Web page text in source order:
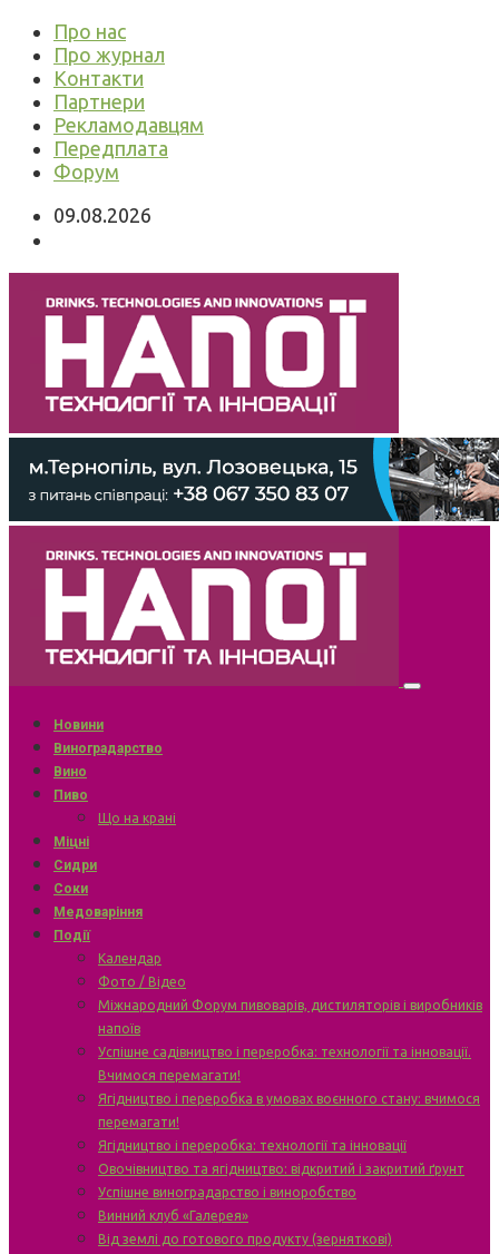
Про нас
Про журнал
Контакти
Партнери
Рекламодавцям
Передплата
Форум
09.08.2026
Новини
Виноградарство
Вино
Пиво
Що на крані
Міцні
Сидри
Соки
Медоваріння
Події
Календар
Фото / Відео
Міжнародний Форум пивоварів, дистиляторів і виробників
напоїв
Успішне садівництво і переробка: технології та інновації.
Вчимося перемагати!
Ягідництво і переробка в умовах воєнного стану: вчимося
перемагати!
Ягідництво і переробка: технології та інновації
Овочівництво та ягідництво: відкритий і закритий ґрунт
Успішне виноградарство і виноробство
Винний клуб «Галерея»
Від землі до готового продукту (зерняткові)